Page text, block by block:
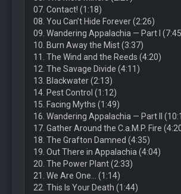
07. Contact! (1:18)
08. You Can’t Hide Forever (2:26)
09. Wandering Appalachia — Part I
10. Burn Away the Mist (3:37)
11. The Wind and the Reeds (4:20)
12. The Savage Divide (4:11)
13. Blackwater (2:13)
14. Pest Control (1:12)
15. Facing Myths (1:49)
16. Wandering Appalachia — Part II
17. Gather Around the C.a.M.P. Fire
18. The Grafton Damned (4:35)
19. Out There in Appalachia (4:04)
20. The Power Plant (2:33)
21. We Are One… (1:14)
22. This Is Your Death (1:44)